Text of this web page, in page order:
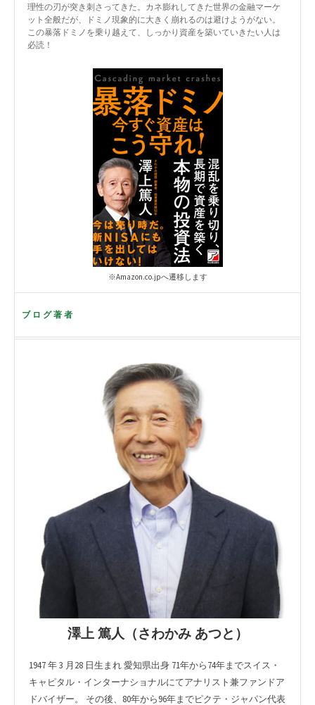
理性の刃が突き刺さってきた。カネ膨れしてきた世界の金融マーケ
ット全般だが、ドミノ現象的に大きく崩れるのは避けようがない。
この暴落ドミノを乗り越えて、しっかり資産を築いていきたい人は
必読！
※Amazon.co.jpへ遷移します
ブログ著者
澤上 篤人（さわかみ あつと）
1947 年 3 月28 日生まれ 愛知県出身 71年から74年までスイス・
キャピタル・インターナショナルにてアナリスト兼ファンドア
ドバイザー。 その後、80年から96年までピクテ・ジャパン代表